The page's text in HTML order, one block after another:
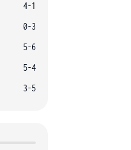
4-1
0-3
5-6
5-4
3-5